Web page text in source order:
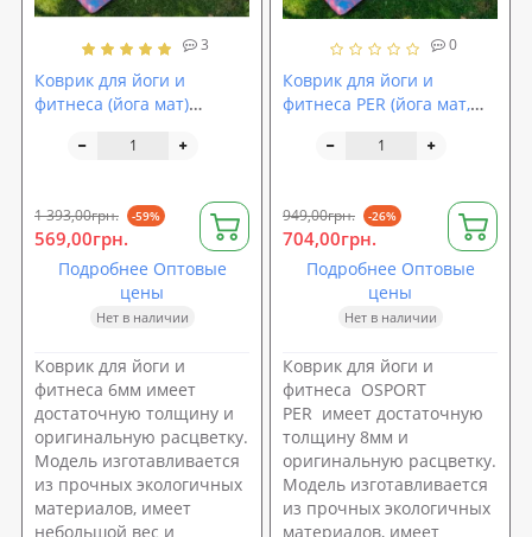
3
Коврик для йоги и
фитнеса (йога мат)
183х61см толщина 6мм
1 393,00грн. -59%
569,00грн.
Подробнее Оптовые
цены
Нет в наличии
Коврик для йоги и
фитнеса 6мм имеет
достаточную толщину и
оригинальную расцветку.
Модель изготавливается
из прочных экологичных
материалов, имеет
небольшой вес и
0
Коврик для йоги и
фитнеса PER (йога мат,
OSPORT Yoga ECO Pro 8мм
949,00грн. -26%
704,00грн.
Подробнее Оптовые
цены
Нет в наличии
Коврик для йоги и
фитнеса OSPORT
PER имеет достаточную
толщину 8мм и
оригинальную расцветку.
Модель изготавливается
из прочных экологичных
материалов, имеет